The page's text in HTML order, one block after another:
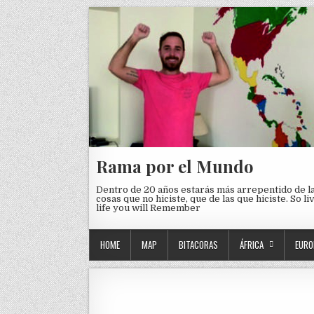
Skip to content
Rama por el Mundo
Dentro de 20 años estarás más arrepentido de
cosas que no hiciste, que de las que hiciste. So
life you will Remember
HOME MAP BITACORAS ÁFRICA